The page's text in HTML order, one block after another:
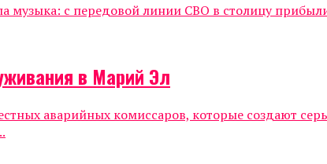
музыка: с передовой линии СВО в столицу
в Марий Эл
аварийных комиссаров, которые создают